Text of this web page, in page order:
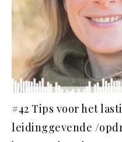
#42 Tips voor het
leidinggevende /